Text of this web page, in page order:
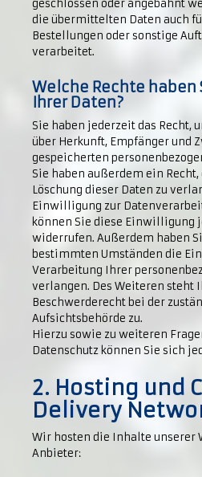
geschlossen oder angebahnt
die übermittelten Daten auch
Bestellungen oder sonstige
verarbeitet.
Welche Rechte haben
Ihrer Daten?
Sie haben jederzeit das Recht,
über Herkunft, Empfänger und
gespeicherten
Sie haben außerdem ein
Löschung dieser Daten zu
Einwilligung zur
können Sie diese Einwilligung
widerrufen. Außerdem haben
bestimmten Umständen die
Verarbeitung Ihrer
verlangen. Des Weiteren steht
Beschwerderecht bei der
Aufsichtsbehörde zu.
Hierzu sowie zu weiteren
Datenschutz können Sie sich
2. Hosting und
Delivery
Wir hosten die Inhalte unserer
Anbieter: